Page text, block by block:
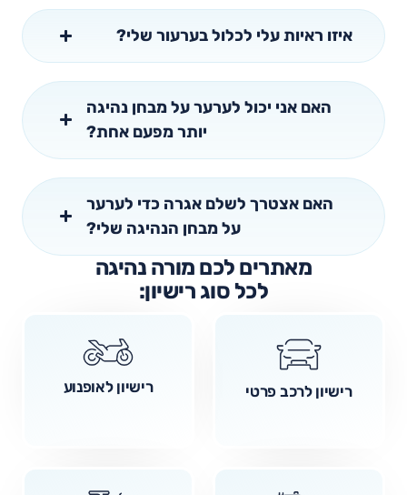
איזו ראיות עלי לכלול בערעור שלי?
האם אני יכול לערער על מבחן נהיגה
יותר מפעם אחת?
האם אצטרך לשלם אגרה כדי לערער
על מבחן הנהיגה שלי?
מאתרים לכם מורה נהיגה
לכל סוג רישיון:
רישיון לרכב פרטי רישיון לאופנוע